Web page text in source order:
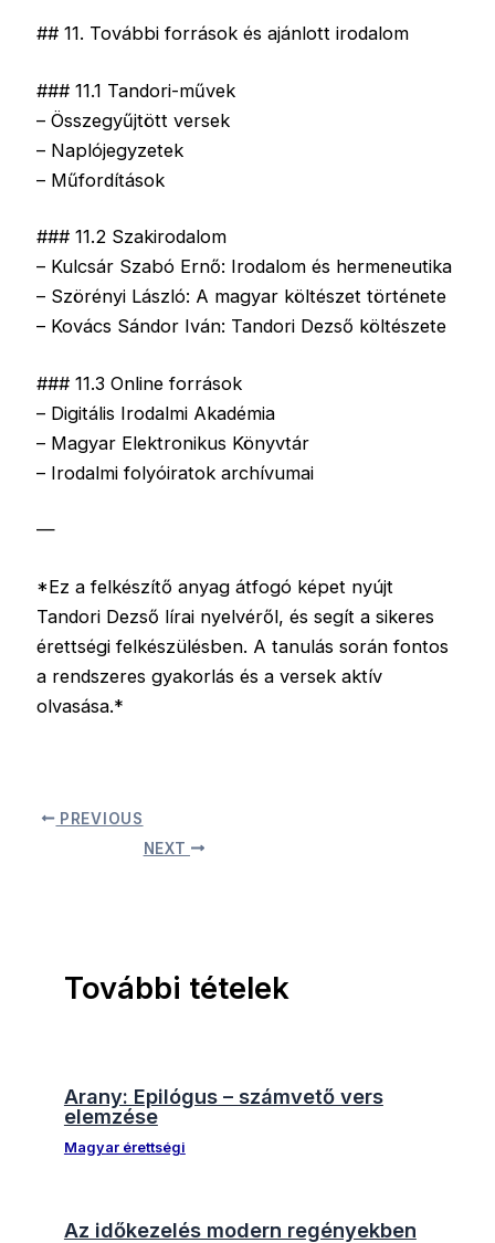
## 11. További források és ajánlott irodalom
### 11.1 Tandori-művek
– Összegyűjtött versek
– Naplójegyzetek
– Műfordítások
### 11.2 Szakirodalom
– Kulcsár Szabó Ernő: Irodalom és hermeneutika
– Szörényi László: A magyar költészet története
– Kovács Sándor Iván: Tandori Dezső költészete
### 11.3 Online források
– Digitális Irodalmi Akadémia
– Magyar Elektronikus Könyvtár
– Irodalmi folyóiratok archívumai
—
*Ez a felkészítő anyag átfogó képet nyújt
Tandori Dezső lírai nyelvéről, és segít a sikeres
érettségi felkészülésben. A tanulás során fontos
a rendszeres gyakorlás és a versek aktív
olvasása.*
PREVIOUS
NEXT
További tételek
Arany: Epilógus – számvető vers
elemzése
Magyar érettségi
Az időkezelés modern regényekben